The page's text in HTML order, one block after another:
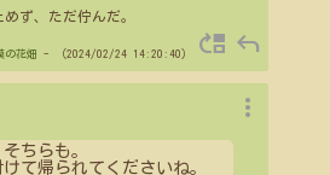
ず、ただ佇んだ。
の花畑 - （2024/02/24 14:20:40） move_up reply
そちらも。
て帰られてくださいね。
more_vert